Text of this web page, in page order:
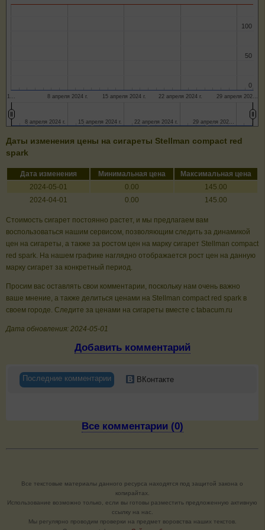
1… 8 апреля 2024 г. 15 апреля 2024 г. 22 апреля 2024 г. 29 апреля 202…
0
0
50
50
100
100
8 апреля 2024 г.
8 апреля 2024 г. 15 апреля 2024 г.
15 апреля 2024 г. 22 апреля 2024 г.
22 апреля 2024 г. 29 апреля 202…
29 апреля 202…
Даты изменения цены на сигареты Stellman compact red
spark
Дата изменения Минимальная цена
Максимальная цена
2024-05-01
0.00
145.00
2024-04-01
0.00 145.00
Стоимость сигарет постоянно растет, и мы предлагаем вам
воспользоваться нашим сервисом, позволяющим следить за динамикой
цен на сигареты, а также за ростом цен на марку сигарет Stellman compact
red spark. На нашем графике наглядно отображается рост цен на данную
марку сигарет за конкретный период.
Просим вас оставлять свои комментарии, поскольку нам очень важно
ваше мнение, а также делиться ценами на Stellman compact red spark в
своем городе. Следите за ценами на сигареты вместе с tabacum.ru
Дата обновления: 2024-05-01
Добавить комментарий
Последние комментарии ВКонтакте
Все комментарии (0)
Все текстовые материалы данного ресурса находятся под защитой закона о
копирайтах.
Использование возможно только, если вы готовы разместить предложенную активную
ссылку на нас.
Мы регулярно проводим проверки на предмет воровства наших текстов.